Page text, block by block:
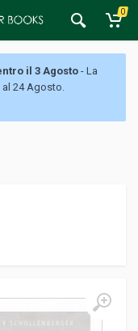
0
il 3 Agosto - La
al 24 Agosto.